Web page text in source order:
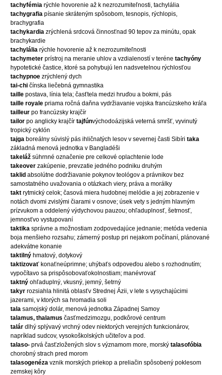
tachyfémia rýchle hovorenie až k nezrozumiteľnosti, tachylália
tachygrafia písanie skráteným spôsobom, tesnopis, rýchlopis,
brachygrafia
tachykardia zrýchlená srdcová činnosťnad 90 tepov za minútu, opak
brachykardie
tachylália rýchle hovorenie až k nezrozumiteľnosti
tachymeter prístroj na meranie uhlov a vzdialeností v teréne tachyóny
hypotetické častice, ktoré sa pohybujú len nadsvetelnou rýchlosťou
tachypnoe zrýchlený dych
tai-chi čínska liečebná gymnastika
taille postava, línia tela; časťtela medzi hruďou a bokmi, pás
taille royale priama ročná daňna vydržiavanie vojska francúzskeho kráľa
tailleur po francúzsky krajčír
tailor po anglicky krajčír tajfúnvýchodoázijská veterná smršť, vyvinutý
tropický cyklón
tajga boreálny súvislý pás ihličnatých lesov v severnej časti Sibíri taka
základná menová jednotka v Bangladéši
takeláž súhrnné označenie pre celkové oplachtenie lode
takeover zakúpenie, prevzatie jedného podniku druhým
taklid absolútne dodržiavanie pokynov teológov a právnikov bez
samostatného uvažovania o otázkach viery, práva a morálky
takt rytmický celok; časová miera hudobnej melódie a jej zobrazenie v
notách dvomi zvislými čiarami v osnove; úsek vety s jedným hlavným
prízvukom a oddelený výdychovou pauzou; ohľaduplnosť, šetrnosť,
jemnosťvo vystupovaní
taktika správne a možnostiam zodpovedajúce jednanie; metóda vedenia
boja menšieho rozsahu; zámerný postup pri nejakom počínaní, plánované
adekvátne konanie
taktilný hmatový, dotykový
taktizovať konaťneúprimne; uhýbaťs odpoveďou alebo s rozhodnutím;
vypočítavo sa prispôsobovaťokolnostiam; manévrovať
taktný ohľaduplný, vkusný, jemný, šetrný
takyr rozsiahla hlinitá oblasťv Strednej Ázii, v lete s vysychajúcimi
jazerami, v ktorých sa hromadia soli
tala samojský dolár, menová jednotka Západnej Samoy
talamus, thalamus časťmedzimozgu, podkôrové centrum
talár dlhý splývavý vrchný odev niektorých verejných funkcionárov,
napríklad sudcov, vysokoškolských učiteľov a pod.
talaso- prvá časťzložených slov s významom more, morský talasofóbia
chorobný strach pred morom
talasogenéza vznik morských priekop a preliačin spôsobený poklesom
zemskej kôry